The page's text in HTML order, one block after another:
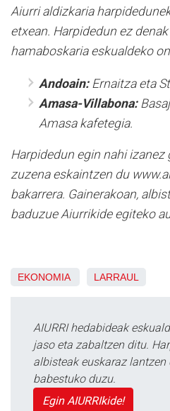
Aiurri aldizkaria
etxean. Harpidedun ez
hamaboskaria eskualdeko
Andoain: Ernaitza eta
Amasa-Villabona:
Amasa kafetegia.
Harpidedun egin nahi izanez
zuzena eskaintzen du
bakarrera. Gainerakoan,
baduzue Aiurrikide egiteko
EKONOMIA LARRAUL
AIURRI hedabideak
jaso eta zabaltzen ditu.
albisteak euskaraz
babestuko duzu.
Egin AIURRIkide!